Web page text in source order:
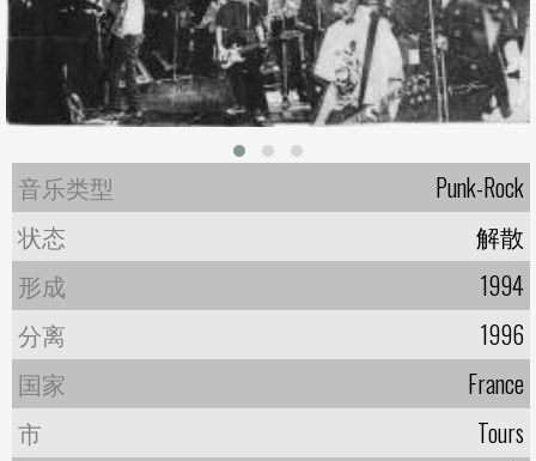
音乐类型
Punk-Rock
状态
解散
形成
1994
分离
1996
国家
France
市
Tours